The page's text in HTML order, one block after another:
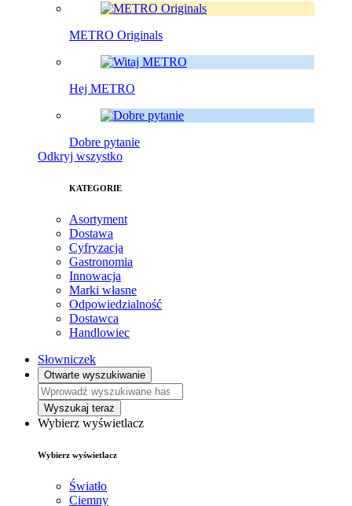
METRO Originals
Hej METRO
Dobre pytanie
Odkryj wszystko
KATEGORIE
Asortyment
Dostawa
Cyfryzacja
Gastronomia
Innowacja
Marki własne
Odpowiedzialność
Dostawca
Handlowiec
Słowniczek
Otwarte wyszukiwanie
Wyszukaj teraz
Wybierz wyświetlacz
Wybierz wyświetlacz
Światło
Ciemny